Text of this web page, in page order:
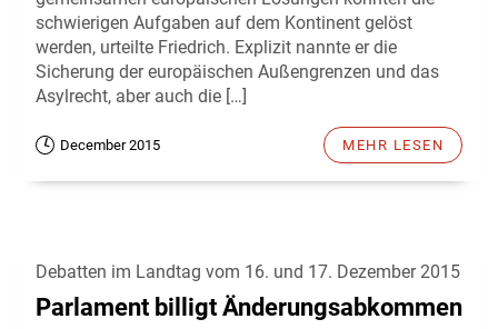
schwierigen Aufgaben auf dem Kontinent gelöst
werden, urteilte Friedrich. Explizit nannte er die
Sicherung der europäischen Außengrenzen und das
Asylrecht, aber auch die […]
December 2015 MEHR LESEN
Debatten im Landtag vom 16. und 17. Dezember 2015
Parlament billigt Änderungsabkommen